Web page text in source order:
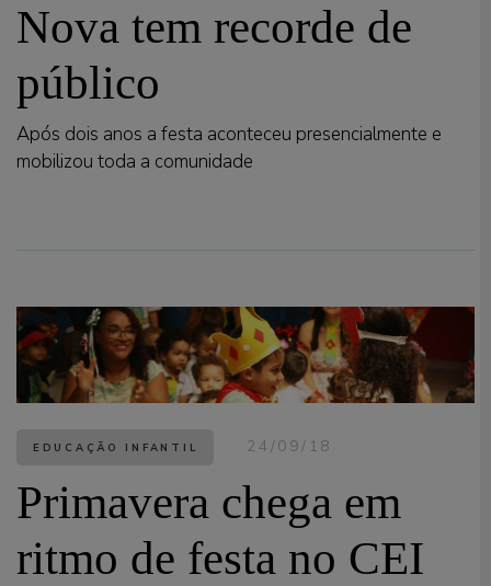
Nova tem recorde de
público
Após dois anos a festa aconteceu presencialmente e
mobilizou toda a comunidade
EDUCAÇÃO INFANTIL 24/09/18
Primavera chega em
ritmo de festa no CEI